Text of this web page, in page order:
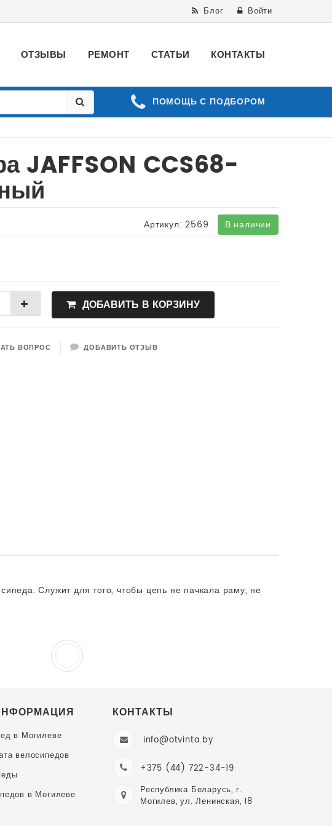
Блог Войти
ОТЗЫВЫ РЕМОНТ СТАТЬИ КОНТАКТЫ
ПОМОЩЬ С ПОДБОРОМ
JAFFSON CCS68-
В наличии
Артикул: 2569
ДОБАВИТЬ В КОРЗИНУ
ВОПРОС ДОБАВИТЬ ОТЗЫВ
Служит для того, чтобы цепь не пачкала раму, не
в Могилеве
велосипедов
в Могилеве
КОНТАКТЫ
info@otvinta.by
+375 (44) 722-34-19
Республика Беларусь, г.
Могилев, ул. Ленинская, 18